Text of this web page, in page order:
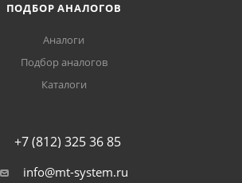
ПОДБОР АНАЛОГОВ
Аналоги
Подбор аналогов
Каталоги
+7 (812) 325 36 85
info@mt-system.ru